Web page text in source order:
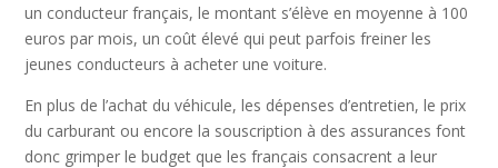
un conducteur français, le montant s’élève en moyenne à 100
euros par mois, un coût élevé qui peut parfois freiner les
jeunes conducteurs à acheter une voiture.
En plus de l’achat du véhicule, les dépenses d’entretien, le prix
du carburant ou encore la souscription à des assurances font
donc grimper le budget que les français consacrent a leur